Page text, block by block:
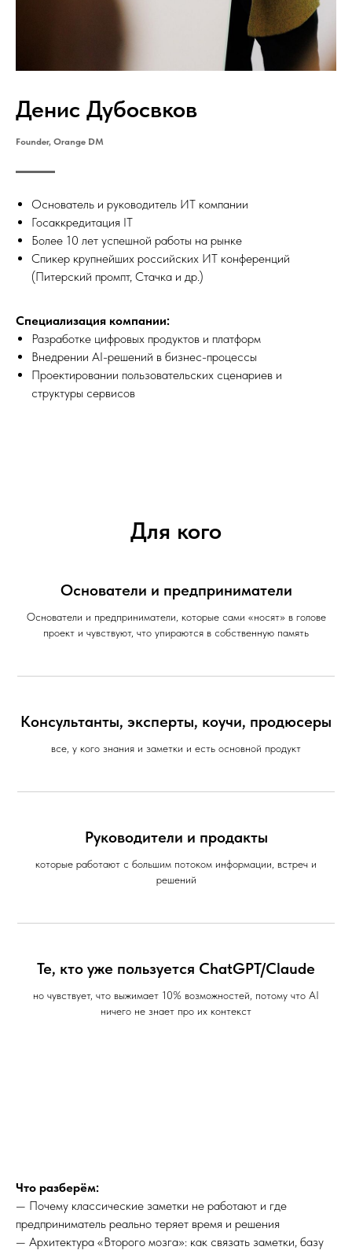
Денис Дубосвков
Founder, Orange DM
Основатель и руководитель ИТ компании
Госаккредитация IT
Более 10 лет успешной работы на рынке
Спикер крупнейших российских ИТ конференций
(Питерский промпт, Стачка и др.)
Специализация компании:
Разработке цифровых продуктов и платформ
Внедрении AI-решений в бизнес-процессы
Проектировании пользовательских сценариев и
структуры сервисов
Для кого
Основатели и предприниматели
Основатели и предприниматели, которые сами «носят» в голове
проект и чувствуют, что упираются в собственную память
Консультанты, эксперты, коучи, продюсеры
все, у кого знания и заметки и есть основной продукт
Руководители и продакты
которые работают с большим потоком информации, встреч и
решений
Те, кто уже пользуется ChatGPT/Claude
но чувствует, что выжимает 10% возможностей, потому что AI
ничего не знает про их контекст
Что разберём:
— Почему классические заметки не работают и где
предприниматель реально теряет время и решения
— Архитектура «Второго мозга»: как связать заметки, базу